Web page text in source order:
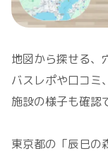
地図から探せる、
バスレポや口コミ
施設の様子も確認
東京都の「辰巳の